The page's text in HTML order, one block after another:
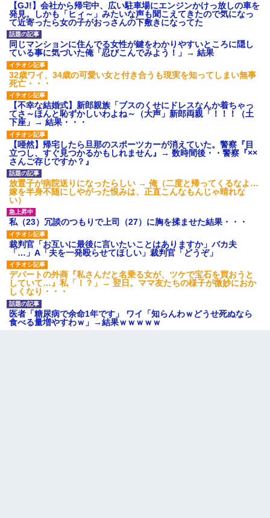
【GJ!】会社から帰宅中、広い駐車場にエンジンかけっ放しの車を
発見。しかも「ヒィ～」みたいな声も聞こえてきたので気になっ
て近寄ったら女の子がおっさんの下敷きになってた
同じマンションに住んでる女性が鍵をわかりやすいところに隠し
ている事に気づいた俺「忍びこんでみよう！」→ 結果
32歳ワイ、34歳の可愛い女と付き合うも現実を知ってしまい無事
死亡・・・
【不幸な結婚式】新郎親族「ブスのくせにドレスなんか着ちゃっ
てさ～ほんと恥ずかしいわよね～（大声」新郎両親「！！！（土
下座」→ 結果・・・
【唖然】帰宅したら旦那のスポーツカーが消えていた。警察『目
立つし、すぐ見つかるかもしれません』→ 数時間後・・警察『××
さんご存じですか？』
放置子が病院送りになったらしい → 俺（二度と帰ってくるなよ…
嫁を半身不随にしやがった恨みは、正直こんなもんじゃ晴れな
い）
私（23）冗談のつもりで上司（27）に胸を揉ませた結果・・・
裁判官「お互いに最後に言いたいことはありますか」バカ夫
「…」A「夫を一発殴らせてほしい」裁判官「どうぞ」
デパートの外商『私さんだと名乗る女が、ツケで宝石を買おうと
していて…』私「！？」→ 翌日。ママ友たちの様子が微妙におか
しくなり・・・
医者「糖尿病で余命1年です」 ワイ「知らんわｗどうせ死ぬなら
食べる量増やすわｗ」→結果ｗｗｗｗｗ